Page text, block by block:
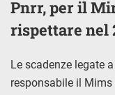
Pnrr, per il
rispettare nel
Le scadenze legate
responsabile il Mims